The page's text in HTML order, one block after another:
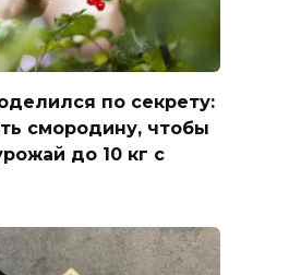
по секрету:
смородину, чтобы
до 10 кг с